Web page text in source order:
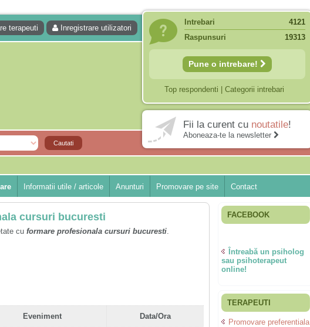
terapeuti Inregistrare utilizatori
Intrebari
4121
Raspunsuri
19313
Pune o intrebare!
Top respondenti Categorii intrebari
Fii la curent cu noutatile!
Aboneaza-te la newsletter
Informatii utile / articole Anunturi Promovare pe site Contact
cursuri bucuresti
cu formare profesionala cursuri bucuresti.
Eveniment Data/Ora
FACEBOOK
Întreabă un psiholog
sau psihoterapeut
online!
TERAPEUTI
Promovare preferentiala